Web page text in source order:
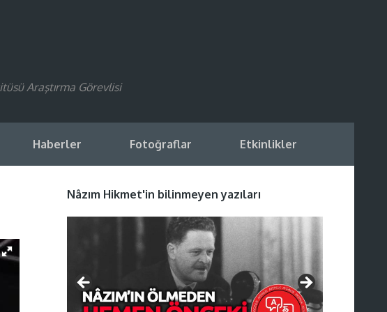
Araştırma Görevlisi
Haberler Fotoğraflar Etkinlikler
Nâzım Hikmet'in bilinmeyen yazıları